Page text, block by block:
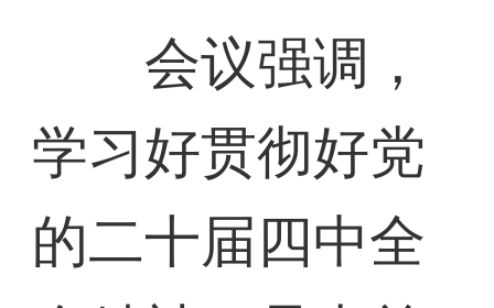
会议强调，
学习好贯彻好党
的二十届四中全